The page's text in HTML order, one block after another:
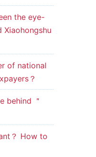
the eye-
of national
？
behind ＂
？ How to